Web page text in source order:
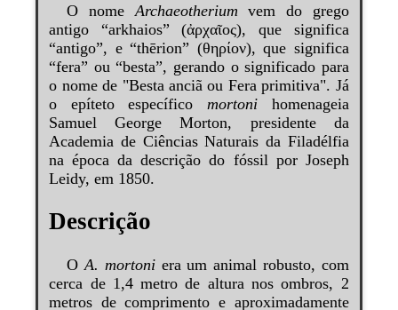
O nome Archaeotherium vem do grego
antigo “arkhaios” (ἀρχαῖος), que significa
“antigo”, e “thērion” (θηρίον), que significa
“fera” ou “besta”, gerando o significado para
o nome de "Besta anciã ou Fera primitiva". Já
o epíteto específico mortoni homenageia
Samuel George Morton, presidente da
Academia de Ciências Naturais da Filadélfia
na época da descrição do fóssil por Joseph
Leidy, em 1850.
Descrição
OA. mortoniera um animal robusto, com
cerca de 1,4 metro de altura nos ombros, 2
metros de comprimento e aproximadamente